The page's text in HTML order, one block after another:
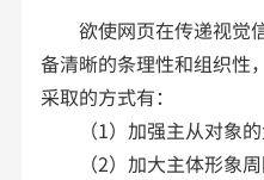
欲使网页在传递视觉
备清晰的条理性和组织性
采取的方式有：
（1）加强主从对象的
（2）加大主体形象周